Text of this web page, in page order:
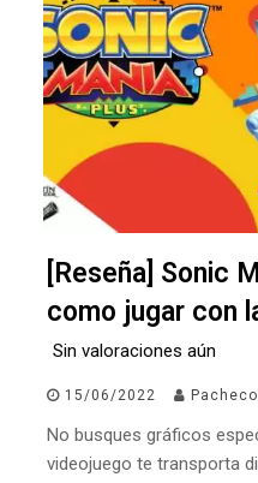
[Reseña] Sonic
como jugar con
Sin valoraciones aún
15/06/2022 Pacheco
No busques gráficos
videojuego te transporta